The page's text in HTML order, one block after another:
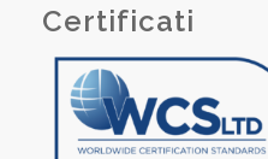
Certificati